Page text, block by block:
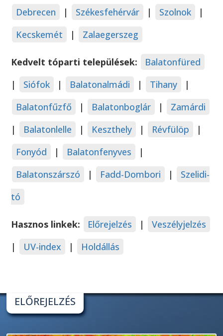
Debrecen
| Székesfehérvár | Szolnok
|
Kecskemét
| Zalaegerszeg
Kedvelt tóparti települések:
Balatonfüred
|
Siófok | Balatonalmádi | Tihany
|
Balatonfűzfő
| Balatonboglár |
Zamárdi
|
Balatonlelle | Keszthely | Révfülöp
|
Fonyód
| Balatonfenyves
|
Balatonszárszó
| Fadd-Dombori |
Szelidi-
tó
Hasznos linkek: Előrejelzés |
Veszélyjelzés
|
UV-index | Holdállás
ELŐREJELZÉS